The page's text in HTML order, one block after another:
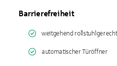
Barrierefreiheit
weitgehend rollstuhlgerecht
automatischer Türöffner